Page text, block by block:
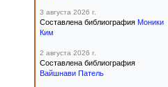
3 августа 2026 г.
Составлена библиография Моники
Ким
2 августа 2026 г.
Составлена библиография
Вайшнави Патель